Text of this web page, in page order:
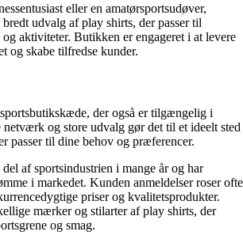
eller en amatørsportsudøver,
udvalg af play shirts, der passer til
aktiviteter. Butikken er engageret i at levere
og skabe tilfredse kunder.
der også er tilgængelig i
netværk og store udvalg gør det til et ideelt sted
passer til dine behov og præferencer.
af sportsindustrien i mange år og har
i markedet. Kunden anmeldelser roser ofte
priser og kvalitetsprodukter.
mærker og stilarter af play shirts, der
og smag.